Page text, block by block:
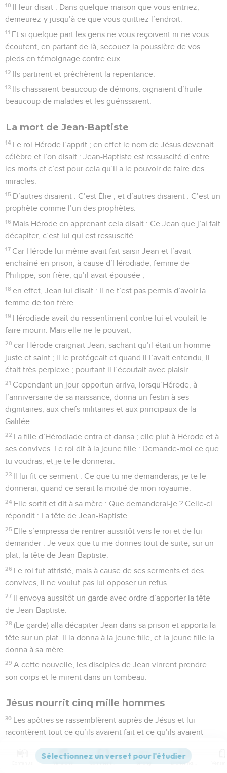
10 Il leur disait : Dans quelque maison que vous entriez,
demeurez-y jusqu’à ce que vous quittiez l’endroit.
11 Et si quelque part les gens ne vous reçoivent ni ne vous
écoutent, en partant de là, secouez la poussière de vos
pieds en témoignage contre eux.
12 Ils partirent et prêchèrent la repentance.
13 Ils chassaient beaucoup de démons, oignaient d’huile
beaucoup de malades et les guérissaient.
La mort de Jean-Baptiste
14 Le roi Hérode l’apprit ; en effet le nom de Jésus devenait
célèbre et l’on disait : Jean-Baptiste est ressuscité d’entre
les morts et c’est pour cela qu’il a le pouvoir de faire des
miracles.
15 D’autres disaient : C’est Élie ; et d’autres disaient : C’est un
prophète comme l’un des prophètes.
16 Mais Hérode en apprenant cela disait : Ce Jean que j’ai fait
décapiter, c’est lui qui est ressuscité.
17 Car Hérode lui-même avait fait saisir Jean et l’avait
enchaîné en prison, à cause d’Hérodiade, femme de
Philippe, son frère, qu’il avait épousée ;
18 en effet, Jean lui disait : Il ne t’est pas permis d’avoir la
femme de ton frère.
19 Hérodiade avait du ressentiment contre lui et voulait le
faire mourir. Mais elle ne le pouvait,
20 car Hérode craignait Jean, sachant qu’il était un homme
juste et saint ; il le protégeait et quand il l’avait entendu, il
était très perplexe ; pourtant il l’écoutait avec plaisir.
21 Cependant un jour opportun arriva, lorsqu’Hérode, à
l’anniversaire de sa naissance, donna un festin à ses
dignitaires, aux chefs militaires et aux principaux de la
Galilée.
22 La fille d’Hérodiade entra et dansa ; elle plut à Hérode et à
ses convives. Le roi dit à la jeune fille : Demande-moi ce que
tu voudras, et je te le donnerai.
23 Il lui fit ce serment : Ce que tu me demanderas, je te le
donnerai, quand ce serait la moitié de mon royaume.
24 Elle sortit et dit à sa mère : Que demanderai-je ? Celle-ci
répondit : La tête de Jean-Baptiste.
25 Elle s’empressa de rentrer aussitôt vers le roi et de lui
demander : Je veux que tu me donnes tout de suite, sur un
plat, la tête de Jean-Baptiste.
26 Le roi fut attristé, mais à cause de ses serments et des
convives, il ne voulut pas lui opposer un refus.
27 Il envoya aussitôt un garde avec ordre d’apporter la tête
de Jean-Baptiste.
28 (Le garde) alla décapiter Jean dans sa prison et apporta la
tête sur un plat. Il la donna à la jeune fille, et la jeune fille la
donna à sa mère.
29 A cette nouvelle, les disciples de Jean vinrent prendre
son corps et le mirent dans un tombeau.
Jésus nourrit cinq mille hommes
30 Les apôtres se rassemblèrent auprès de Jésus et lui
racontèrent tout ce qu’ils avaient fait et ce qu’ils avaient
Il leur dit : Venez à l’écart dans un lieu désert et reposez-
Versions Commentaires Strong